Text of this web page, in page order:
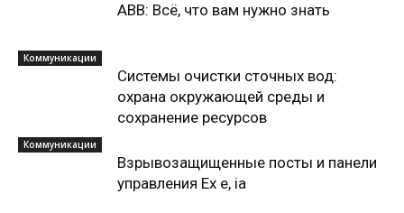
ABB: Всё, что вам нужно знать
Коммуникации
Системы очистки сточных вод:
охрана окружающей среды и
сохранение ресурсов
Коммуникации
Взрывозащищенные посты и панели
управления Ex e, ia